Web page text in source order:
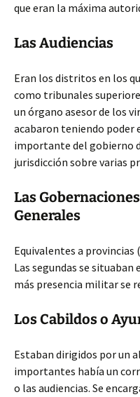
que eran la máxima
Las Audiencias
Eran los distritos en los
como tribunales
un órgano asesor de los
acabaron teniendo poder
importante del gobierno
jurisdicción sobre varias
Las
Generales
Equivalentes a provincias
Las segundas se
más presencia militar se
Los Cabildos o
Estaban dirigidos por un
importantes había un
o las audiencias. Se